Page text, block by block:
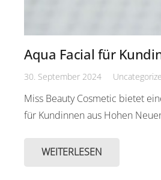
Aqua Facial für
30. September 2024
Miss Beauty Cosmetic bietet
für Kundinnen aus Hohen
WEITERLESEN